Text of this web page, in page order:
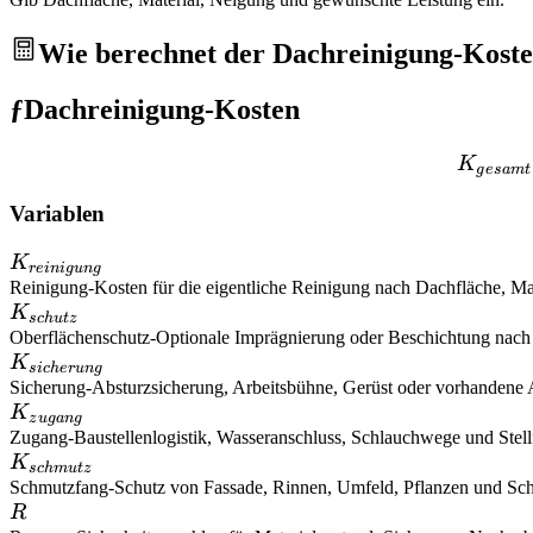
Wie berechnet der Dachreinigung-
ƒDachreinigung-Kosten
Kgesamt
Variablen
K_{reinigung}
Kreinigung
Reinigung-Kosten für die eigentliche Reinigung nach Dachfläche,
K_{schutz}
Kschutz
Oberflächenschutz-Optionale Imprägnierung oder Beschichtung
K_{sicherung}
Ksicherung
Sicherung-Absturzsicherung, Arbeitsbühne, Gerüst oder vorhandene
K_{zugang}
Kzugang
Zugang-Baustellenlogistik, Wasseranschluss, Schlauchwege und
K_{schmutz}
Kschmutz
Schmutzfang-Schutz von Fassade, Rinnen, Umfeld, Pflanzen und
R
R